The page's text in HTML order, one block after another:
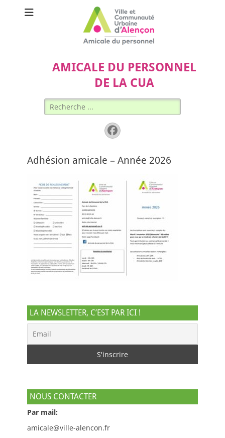
AMICALE DU PERSONNEL
DE LA CUA
Rechercher :
Facebook
Adhésion amicale – Année 2026
LA NEWSLETTER, C’EST PAR ICI !
NOUS CONTACTER
Par mail:
amicale@ville-alencon.fr